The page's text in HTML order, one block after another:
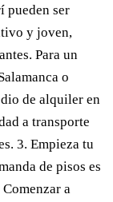
pueden ser
y joven,
Para un
o
de alquiler en
a transporte
3. Empieza tu
de pisos es
a